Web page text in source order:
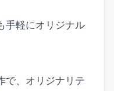
手軽にオリジナル
で、オリジナリテ